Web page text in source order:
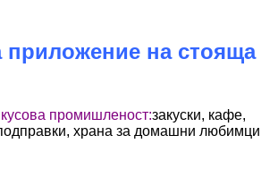
приложение на стояща
промишленост:закуски, кафе,
храна за домашни любимци